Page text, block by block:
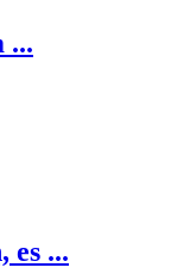
...
...